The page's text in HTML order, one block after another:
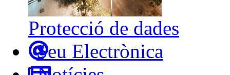
Protecció de dades
Seu Electrònica